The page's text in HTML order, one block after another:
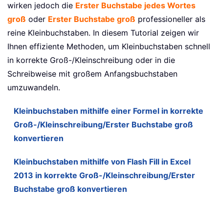
wirken jedoch die Erster Buchstabe jedes Wortes
groß oder Erster Buchstabe groß professioneller als
reine Kleinbuchstaben. In diesem Tutorial zeigen wir
Ihnen effiziente Methoden, um Kleinbuchstaben schnell
in korrekte Groß-/Kleinschreibung oder in die
Schreibweise mit großem Anfangsbuchstaben
umzuwandeln.
Kleinbuchstaben mithilfe einer Formel in korrekte
Groß-/Kleinschreibung/Erster Buchstabe groß
konvertieren
Kleinbuchstaben mithilfe von Flash Fill in Excel
2013 in korrekte Groß-/Kleinschreibung/Erster
Buchstabe groß konvertieren